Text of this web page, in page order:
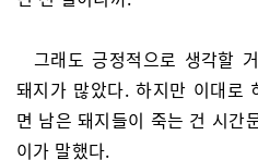
그래도 긍정적으로 생각할
돼지가 많았다. 하지만 이대로
면 남은 돼지들이 죽는 건 시간
이가 말했다.